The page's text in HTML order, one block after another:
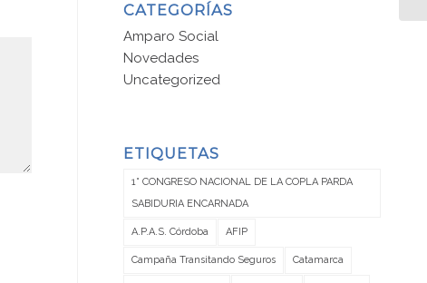
CATEGORÍAS
Amparo Social
Novedades
Uncategorized
ETIQUETAS
1° CONGRESO NACIONAL DE LA COPLA PARDA
SABIDURIA ENCARNADA
A.P.A.S. Córdoba AFIP
Campaña Transitando Seguros Catamarca